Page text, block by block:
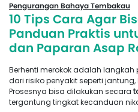
Pengurangan Bahaya Tembakau
10 Tips Cara Agar
Panduan Praktis
dan Paparan Asap
Berhenti merokok adalah
dari risiko penyakit seperti jantung,
Prosesnya bisa dilakukan secara
tergantung tingkat kecanduan